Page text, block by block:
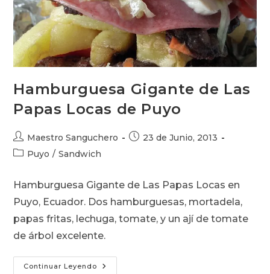
Hamburguesa Gigante de Las
Papas Locas de Puyo
Autor
de
Maestro Sanguchero
Publicación
23 de Junio, 2013
Categoría
entrada:
Puyo / Sandwich
Hamburguesa Gigante de Las Papas Locas en
Puyo, Ecuador. Dos hamburguesas, mortadela,
papas fritas, lechuga, tomate, y un ají de tomate
de árbol excelente.
Continuar Leyendo Hamburguesa